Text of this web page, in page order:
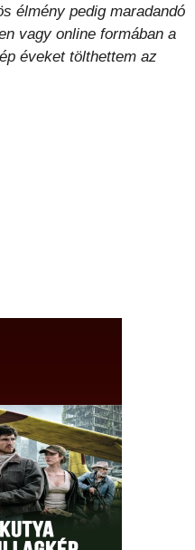
élmény pedig maradandó
vagy online formában a
éveket tölthettem az